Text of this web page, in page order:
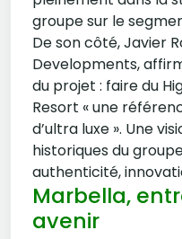
groupe sur le
De son côté, Javier
Developments,
du projet : faire du
Resort « une
d’ultra luxe ». Une
historiques du
authenticité,
Marbella,
avenir